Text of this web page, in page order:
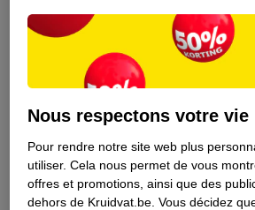
Nous respectons votre vie
Pour rendre notre site web plus
utiliser. Cela nous permet de vous
offres et promotions, ainsi que des
dehors de Kruidvat.be. Vous décidez